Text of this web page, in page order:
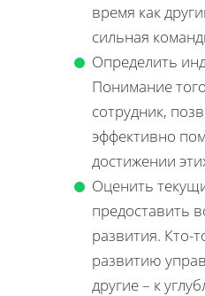
время как
сильная
Определить
Понимание
сотрудник,
эффективно
достижении
Оценить
предоставить
развития. Кто-
развитию
другие – к